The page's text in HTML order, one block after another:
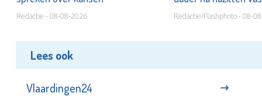
Redactie - 08-08-2026 Redactie/Flashphoto - 08-
Lees ook
Vlaardingen24